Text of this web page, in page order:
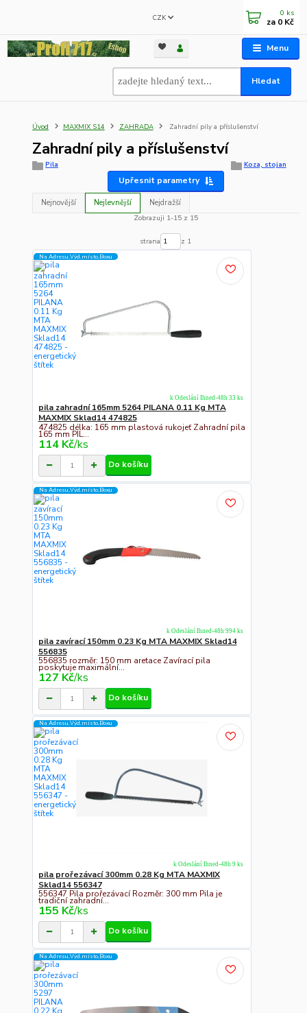
Menu
CZK
Hledat
0 ks
za 0 Kč
Úvod MAXMIX S14 ZAHRADA Zahradní pily a příslušenství
Zahradní pily a příslušenství
Pila Koza, stojan
Upřesnit parametry
Nejnovější Nejlevnější
Nejdražší
Zobrazuji 1-15 z 15
strana z 1
Na Adresu,Výd.místo,Boxu
pila zahradní 165mm 5264 PILANA 0.11 Kg MTA
MAXMIX Sklad14 474825
474825 délka: 165 mm plastová rukojeť Zahradní pila
165 mm PIL...
114 Kč/ks
k Odeslání Ihned-48h 33 ks
Do košíku
Na Adresu,Výd.místo,Boxu
pila zavírací 150mm 0.23 Kg MTA MAXMIX Sklad14
556835
556835 rozměr: 150 mm aretace Zavírací pila
poskytuje maximální...
127 Kč/ks
k Odeslání Ihned-48h 994 ks
Do košíku
Na Adresu,Výd.místo,Boxu
pila prořezávací 300mm 0.28 Kg MTA MAXMIX
Sklad14 556347
556347 Pila prořezávací Rozměr: 300 mm Pila je
tradiční zahradní...
155 Kč/ks
k Odeslání Ihned-48h 9 ks
Do košíku
Na Adresu,Výd.místo,Boxu